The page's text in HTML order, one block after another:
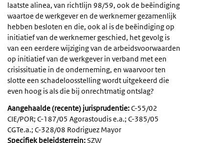
laatste alinea, van richtlijn 98/59, ook de beëindiging
waartoe de werkgever en de werknemer gezamenlijk
hebben besloten en die, ook al is de beëindiging op
initiatief van de werknemer geschied, het gevolg is
van een eerdere wijziging van de arbeidsvoorwaarden
op initiatief van de werkgever in verband met een
crisissituatie in de onderneming, en waarvoor ten
slotte een schadeloosstelling wordt uitgekeerd die
even hoog is als die bij onrechtmatig ontslag?
Aangehaalde (recente) jurisprudentie:C-55/02
CIE/POR; C-187/05 Agorastoudis e.a.; C-385/05
CGTe.a.; C-328/08 Rodriguez Mayor
Specifiek beleidsterrein:SZW